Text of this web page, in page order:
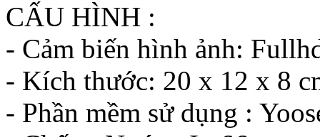
CẤU HÌNH :
- Cảm biến hình ảnh:
- Kích thước: 20 x 12 x 8
- Phần mềm sử dụng :